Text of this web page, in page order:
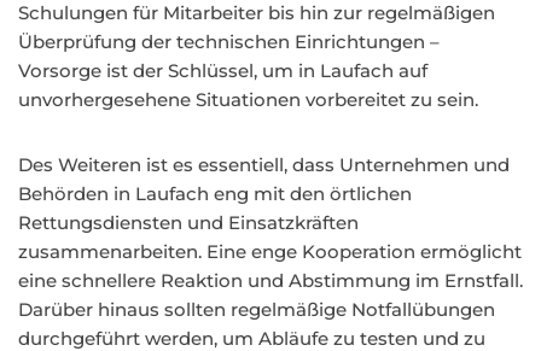
Schulungen für Mitarbeiter bis hin zur regelmäßigen
Überprüfung der technischen Einrichtungen –
Vorsorge ist der Schlüssel, um in Laufach auf
unvorhergesehene Situationen vorbereitet zu sein.
Des Weiteren ist es essentiell, dass Unternehmen und
Behörden in Laufach eng mit den örtlichen
Rettungsdiensten und Einsatzkräften
zusammenarbeiten. Eine enge Kooperation ermöglicht
eine schnellere Reaktion und Abstimmung im Ernstfall.
Darüber hinaus sollten regelmäßige Notfallübungen
durchgeführt werden, um Abläufe zu testen und zu